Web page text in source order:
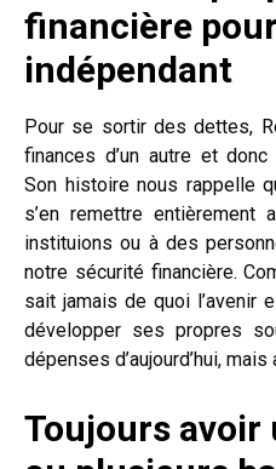
financière
indépendant
Pour se sortir des dettes,
finances d’un autre et
Son histoire nous rappelle
s’en remettre entièrement
instituions ou à des
notre sécurité financière.
sait jamais de quoi
développer ses propres
dépenses d’aujourd’hui,
Toujours avoir